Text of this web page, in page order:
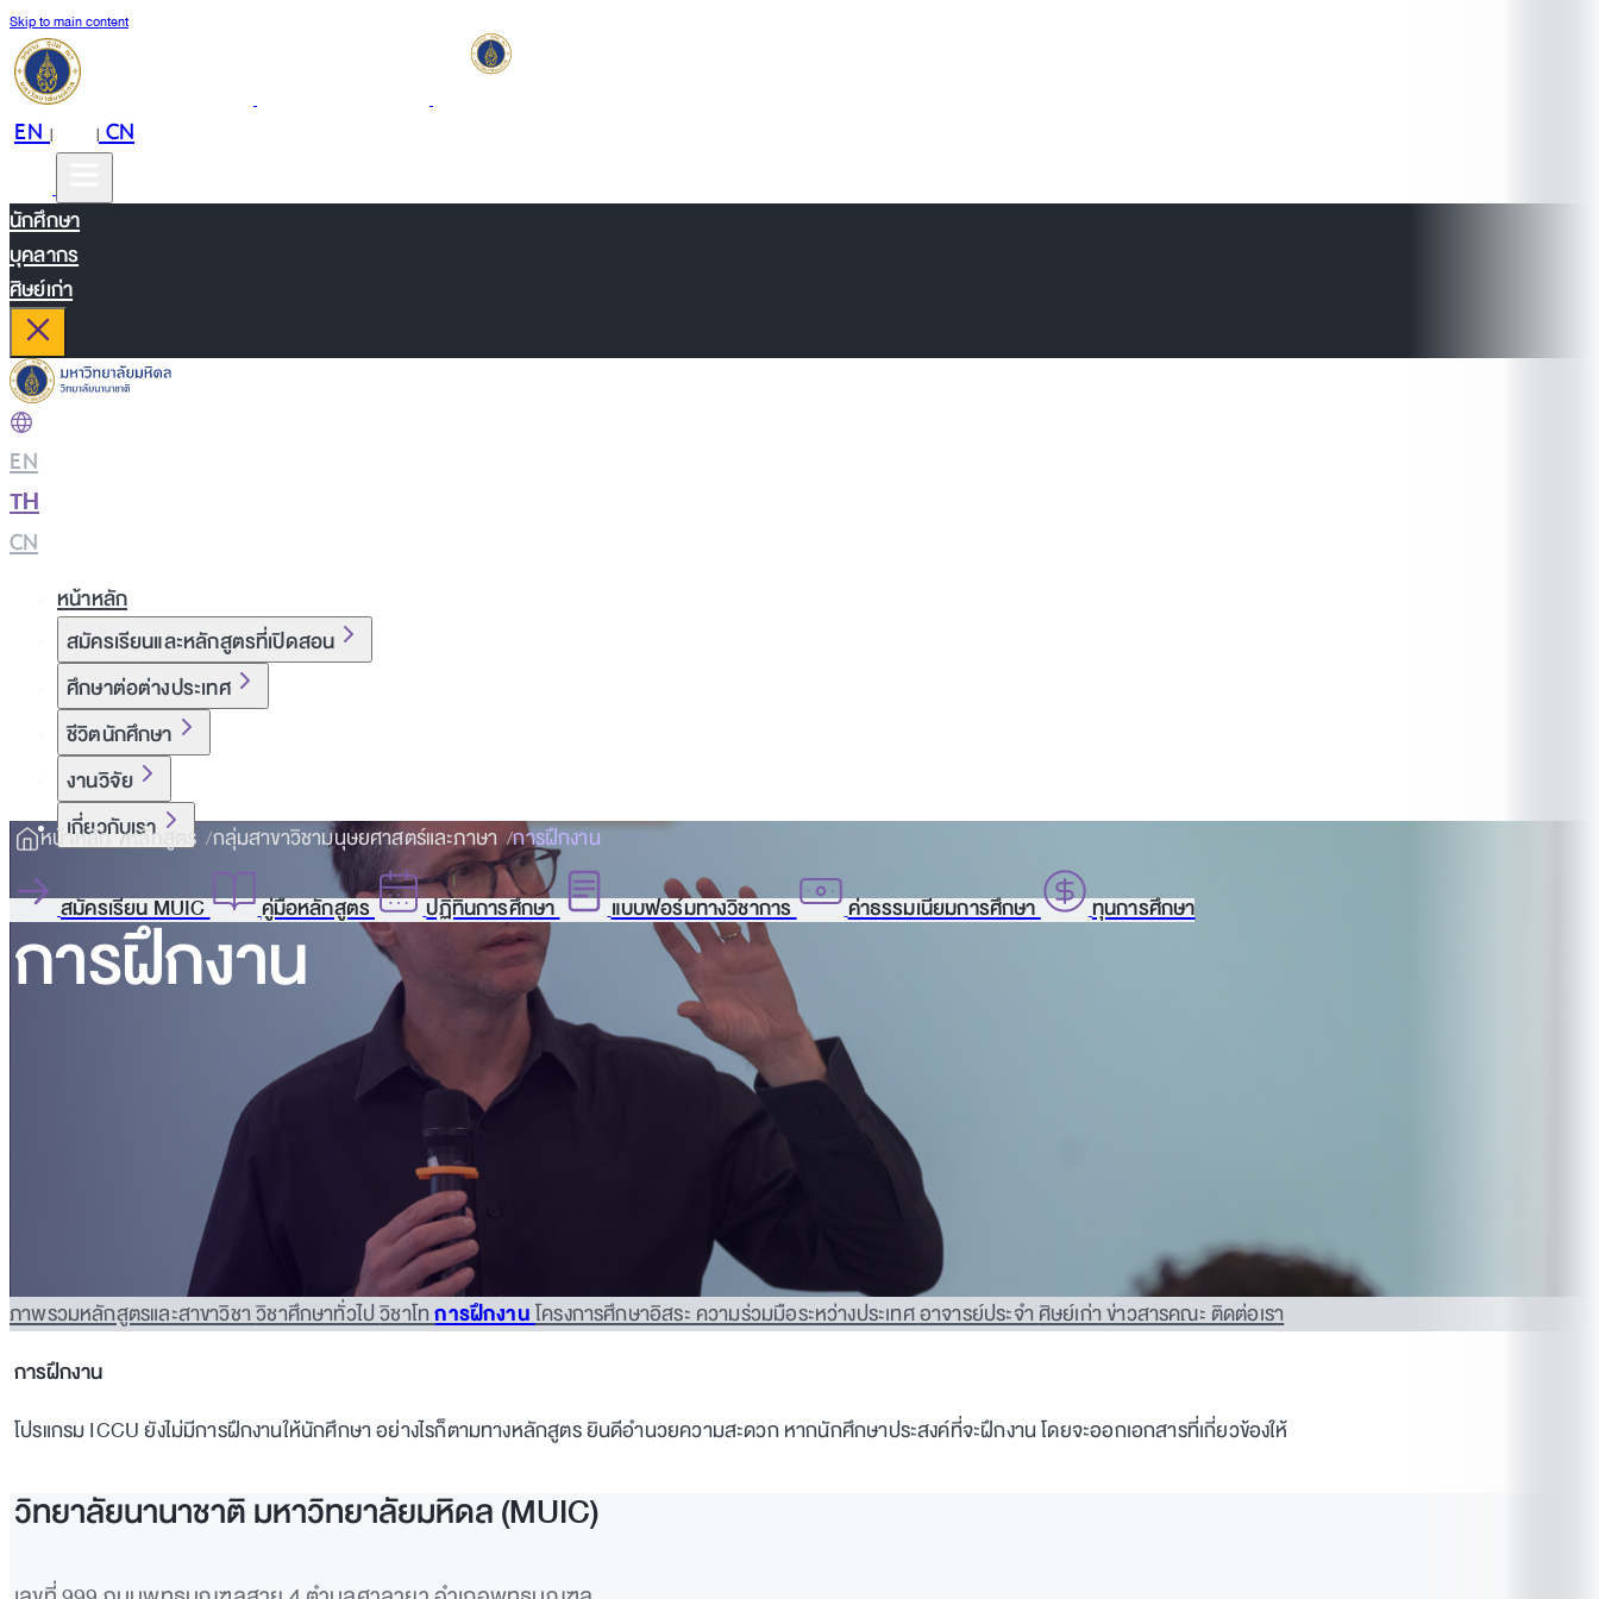
Skip to main content
EN| |CN
นักศึกษา
บุคลากร
ศิษย์เก่า
EN
TH
CN
หน้าหลัก
สมัครเรียนและหลักสูตรที่เปิดสอน
ศึกษาต่อต่างประเทศ
ชีวิตนักศึกษา
งานวิจัย
เกี่ยวกับเรา
สมัครเรียน MUIC คู่มือหลักสูตร ปฏิทินการศึกษา แบบฟอร์มทางวิชาการ ค่าธรรมเนียมการศึกษา ทุนการศึกษา
หน้าหลัก หลักสูตร กลุ่มสาขาวิชามนุษยศาสตร์และภาษา การฝึกงาน
การฝึกงาน
ภาพรวมหลักสูตรและสาขาวิชาวิชาศึกษาทั่วไปวิชาโทการฝึกงานโครงการศึกษาอิสระความร่วมมือระหว่างประเทศอาจารย์ประจำศิษย์เก่าข่าวสารคณะติดต่อเรา
การฝึกงาน
โปรแกรม ICCU ยังไม่มีการฝึกงานให้นักศึกษา อย่างไรก็ตามทางหลักสูตร ยินดีอำนวยความสะดวก หากนักศึกษาประสงค์ที่จะฝึกงาน โดยจะออกเอกสารที่เกี่ยวข้องให้
วิทยาลัยนานาชาติ มหาวิทยาลัยมหิดล (MUIC)